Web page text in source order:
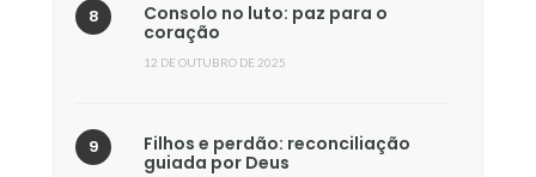
Consolo no luto: paz para o
coração
12 DE OUTUBRO DE 2025
Filhos e perdão: reconciliação
guiada por Deus